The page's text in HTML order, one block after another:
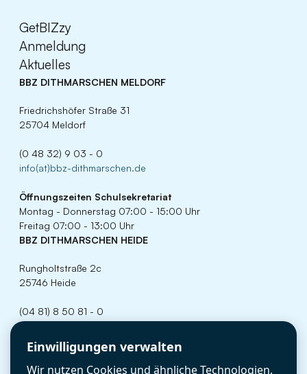
GetBIZzy
Anmeldung
Aktuelles
BBZ DITHMARSCHEN MELDORF
Friedrichshöfer Straße 31
25704 Meldorf
(0 48 32) 9 03 - 0
info(at)bbz-dithmarschen.de
Öffnungszeiten Schulsekretariat
Montag - Donnerstag 07:00 - 15:00 Uhr
Freitag 07:00 - 13:00 Uhr
BBZ DITHMARSCHEN HEIDE
Rungholtstraße 2c
25746 Heide
(04 81) 8 50 81 - 0
info(at)bbz-dithmarschen.de
Öffnungszeiten Schulsekretariat
Montag - Donnerstag 07:00 - 15:00 Uhr
Cookie-Einstellungen
Einwilligungen verwalten
Wir nutzen Cookies und ähnliche Technologien,